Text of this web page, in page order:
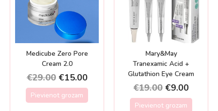
Medicube Zero Pore
Cream 2.0
€29.00 €15.00
Pievienot grozam
Mary&May
Tranexamic Acid +
Glutathion Eye Cream
€19.00 €9.00
Pievienot grozam